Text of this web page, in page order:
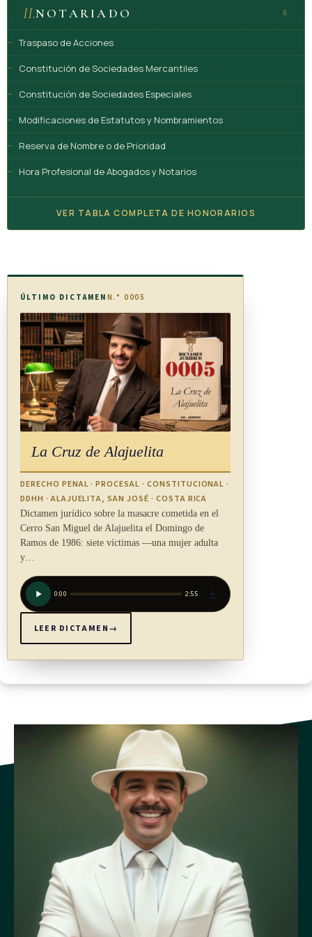
Acuerdo de arbitraje y demanda en cuanto al fondo ante
arbitraje, si lo solicita cualquiera de ellas, a más tardar en
el momento de presentar el primer escrito sobre el fondo
2) Si se ha entablado la acción a que se refiere el párrafo 1)
del presente artículo, se podrán iniciar o proseguir, no
obstante, las actuaciones arbitrales y dictar un laudo
ARTÍCULO 9
Acuerdo de arbitraje y adopción de medidas cautelares
por el tribunal
No será incompatible con un acuerdo de arbitraje que una
parte, ya sea con anterioridad a las actuaciones arbitrales o
durante su transcurso, solicite de un tribunal la adopción de
medidas cautelares ni que el tribunal conceda esas medidas.
CAPÍTULO III
COMPOSICIÓN DEL TRIBUNAL ARBITRAL
Número de árbitros
1) Las partes podrán determinar libremente el número de
árbitros, siempre que sea impar.
2) A falta de tal acuerdo, en arbitraje doméstico se designará
designarán tres árbitros.
(Así reformado el inciso anterior por el artículo 2° de la Ley
para armonizar la normativa del Arbitraje Costarricense, N°
10535 del 18 de setiembre de 2024)
Nombramiento de los árbitros
1) Salvo acuerdo en contrario de las partes, la nacionalidad
de una persona no será obstáculo para que esa persona
II.NOTARIADO 6
Traspaso de Acciones
Constitución de Sociedades Mercantiles
Constitución de Sociedades Especiales
Modificaciones de Estatutos y Nombramientos
Reserva de Nombre o de Prioridad
Hora Profesional de Abogados y Notarios
VER TABLA COMPLETA DE HONORARIOS
ÚLTIMO DICTAMEN N.° 0005
La Cruz de Alajuelita
DERECHO PENAL · PROCESAL · CONSTITUCIONAL ·
DDHH · ALAJUELITA, SAN JOSÉ · COSTA RICA
Dictamen jurídico sobre la masacre cometida en el
Cerro San Miguel de Alajuelita el Domingo de
Ramos de 1986: siete víctimas —una mujer adulta
y…
0:00 2:55
LEER DICTAMEN→